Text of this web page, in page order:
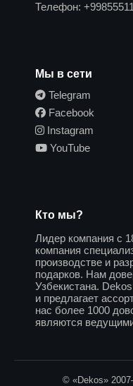
Телефон:
Мы в сети
Telegram
Facebook
Instagram
YouTube
Кто мы?
Лидер компания с
компания
производстве и
подарков. Нам
Узбекистана.
и предлагает
нас более 1000
являются
© «Dekos»